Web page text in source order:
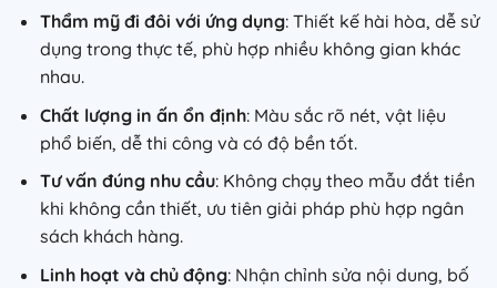
Thẩm mỹ đi đôi với ứng dụng: Thiết kế hài hòa, dễ sử
dụng trong thực tế, phù hợp nhiều không gian khác
nhau.
Chất lượng in ấn ổn định: Màu sắc rõ nét, vật liệu
phổ biến, dễ thi công và có độ bền tốt.
Tư vấn đúng nhu cầu: Không chạy theo mẫu đắt tiền
khi không cần thiết, ưu tiên giải pháp phù hợp ngân
sách khách hàng.
Linh hoạt và chủ động: Nhận chỉnh sửa nội dung, bố